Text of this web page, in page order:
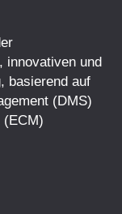
innovativen und
basierend auf
(DMS)
(ECM)